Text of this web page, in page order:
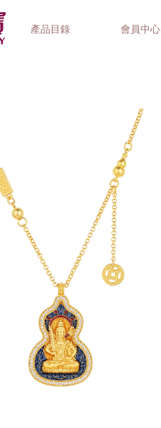
產品目錄 會員中心